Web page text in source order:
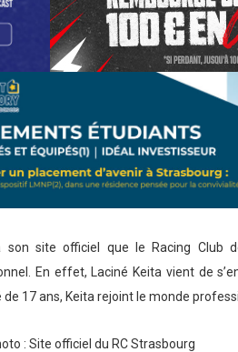
son site officiel que le Racing Club
En effet, Laciné Keita vient de
de 17 ans, Keita rejoint le monde
: Site officiel du RC Strasbourg